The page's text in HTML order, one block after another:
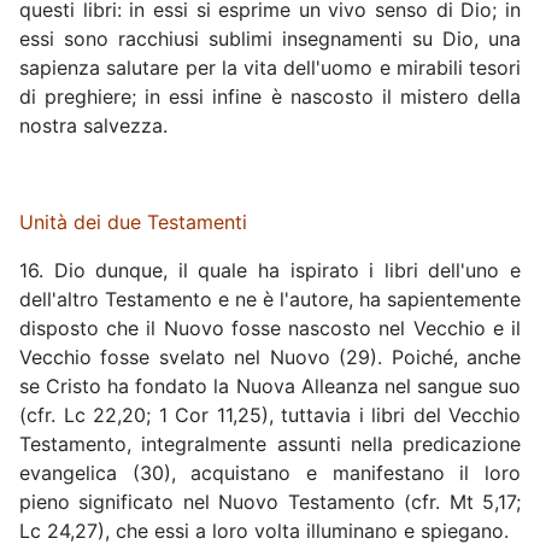
questi libri: in essi si esprime un vivo senso di Dio; in
essi sono racchiusi sublimi insegnamenti su Dio, una
sapienza salutare per la vita dell'uomo e mirabili tesori
di preghiere; in essi infine è nascosto il mistero della
nostra salvezza.
Unità dei due Testamenti
16. Dio dunque, il quale ha ispirato i libri dell'uno e
dell'altro Testamento e ne è l'autore, ha sapientemente
disposto che il Nuovo fosse nascosto nel Vecchio e il
Vecchio fosse svelato nel Nuovo (29). Poiché, anche
se Cristo ha fondato la Nuova Alleanza nel sangue suo
(cfr. Lc 22,20; 1 Cor 11,25), tuttavia i libri del Vecchio
Testamento, integralmente assunti nella predicazione
evangelica (30), acquistano e manifestano il loro
pieno significato nel Nuovo Testamento (cfr. Mt 5,17;
Lc 24,27), che essi a loro volta illuminano e spiegano.